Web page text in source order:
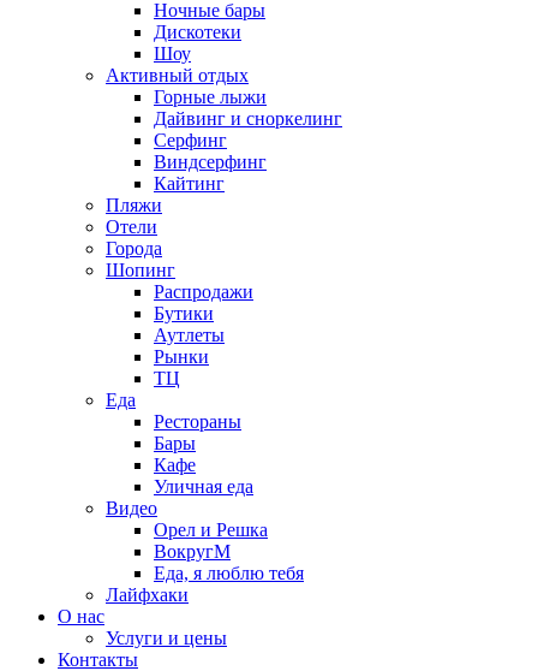
Ночные бары
Дискотеки
Шоу
Активный отдых
Горные лыжи
Дайвинг и сноркелинг
Серфинг
Виндсерфинг
Кайтинг
Пляжи
Отели
Города
Шопинг
Распродажи
Бутики
Аутлеты
Рынки
ТЦ
Еда
Рестораны
Бары
Кафе
Уличная еда
Видео
Орел и Решка
ВокругМ
Еда, я люблю тебя
Лайфхаки
О нас
Услуги и цены
Контакты